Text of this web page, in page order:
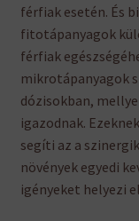
férfiak esetén. És
fitotápanyagok
férfiak
mikrotápanyagok
dózisokban,
igazodnak.
segíti az a
növények egyedi
igényeket helyezi